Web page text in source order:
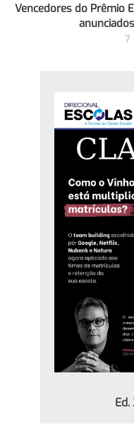
Vencedores do Prêmio
7